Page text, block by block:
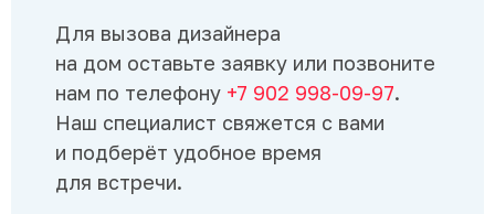
Для вызова дизайнера
на дом оставьте заявку или позвоните
нам по телефону +7 902 998-09-97.
Наш специалист свяжется с вами
и подберёт удобное время
для встречи.